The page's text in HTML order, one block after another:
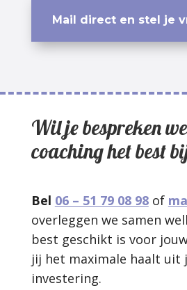
Mail direct en stel je
Wil je bespreken
coaching het best
Bel 06 – 51 79 08 98 of
overleggen we samen
best geschikt is voor
jij het maximale haalt uit
investering.